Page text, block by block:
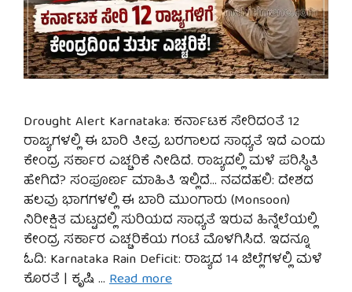
Drought Alert Karnataka: ಕರ್ನಾಟಕ ಸೇರಿದಂತೆ 12
ರಾಜ್ಯಗಳಲ್ಲಿ ಈ ಬಾರಿ ತೀವ್ರ ಬರಗಾಲದ ಸಾಧ್ಯತೆ ಇದೆ ಎಂದು
ಕೇಂದ್ರ ಸರ್ಕಾರ ಎಚ್ಚರಿಕೆ ನೀಡಿದೆ. ರಾಜ್ಯದಲ್ಲಿ ಮಳೆ ಪರಿಸ್ಥಿತಿ
ಹೇಗಿದೆ? ಸಂಪೂರ್ಣ ಮಾಹಿತಿ ಇಲ್ಲಿದೆ… ನವದೆಹಲಿ: ದೇಶದ
ಹಲವು ಭಾಗಗಳಲ್ಲಿ ಈ ಬಾರಿ ಮುಂಗಾರು (Monsoon)
ನಿರೀಕ್ಷಿತ ಮಟ್ಟದಲ್ಲಿ ಸುರಿಯದ ಸಾಧ್ಯತೆ ಇರುವ ಹಿನ್ನೆಲೆಯಲ್ಲಿ
ಕೇಂದ್ರ ಸರ್ಕಾರ ಎಚ್ಚರಿಕೆಯ ಗಂಟೆ ಮೊಳಗಿಸಿದೆ. ಇದನ್ನೂ
ಓದಿ: Karnataka Rain Deficit: ರಾಜ್ಯದ 14 ಜಿಲ್ಲೆಗಳಲ್ಲಿ ಮಳೆ
ಕೊರತೆ | ಕೃಷಿ … Read more